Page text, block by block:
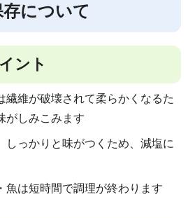
について
ント
繊維が破壊されて柔らかくなるた
がしみこみます
しっかりと味がつくため、減塩に
魚は短時間で調理が終わります